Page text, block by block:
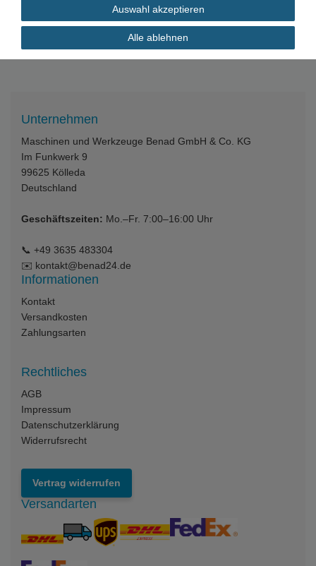
In den Warenkorb
Unternehmen
Maschinen und Werkzeuge Benad GmbH & Co. KG
Im Funkwerk 9
99625 Kölleda
Deutschland
Geschäftszeiten: Mo.–Fr. 7:00–16:00 Uhr
📞 +49 3635 483304
✉️ kontakt@benad24.de
Informationen
Kontakt
Versandkosten
Zahlungsarten
Rechtliches
AGB
Impressum
Datenschutzerklärung
Widerrufsrecht
Vertrag widerrufen
Versandarten
Auswahl akzeptieren
Alle ablehnen